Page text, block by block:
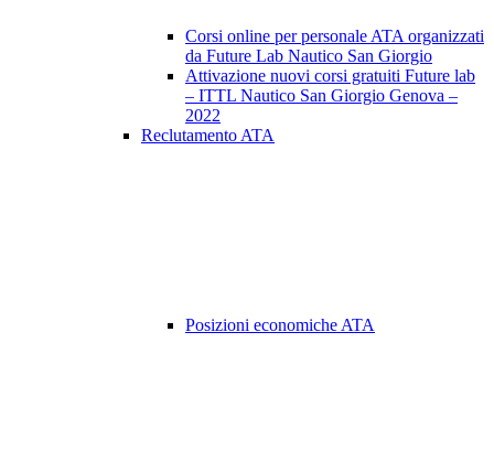
Corsi online per personale ATA organizzati
da Future Lab Nautico San Giorgio
Attivazione nuovi corsi gratuiti Future lab
– ITTL Nautico San Giorgio Genova –
2022
Reclutamento ATA
Posizioni economiche ATA